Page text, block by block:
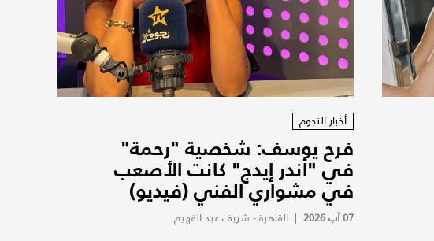
أخبار النجوم
فرح يوسف: شخصية "رحمة"
في "أندر إيدج" كانت الأصعب
في مشواري الفني (فيديو)
07 آب 2026 |القاهرة - شريف عبد الفهيم